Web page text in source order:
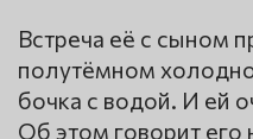
Встреча её с сыном
полутёмном
бочка с водой. И ей
Об этом говорит его